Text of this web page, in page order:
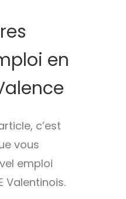
en
c’est
vous
emploi
Valentinois.